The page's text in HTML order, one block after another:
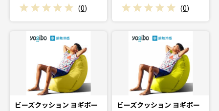
(0) (0)
ビーズクッション ヨギボー
ビーズクッション ヨギボー